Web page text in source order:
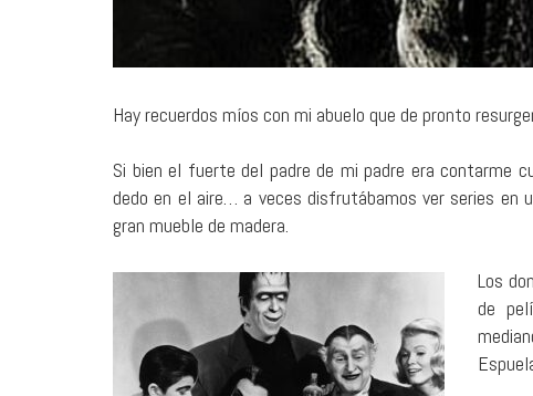
Hay recuerdos míos con mi abuelo que de pronto
Si bien el fuerte del padre de mi padre era contarme
dedo en el aire… a veces disfrutábamos ver series en
gran mueble de madera.
Los
de